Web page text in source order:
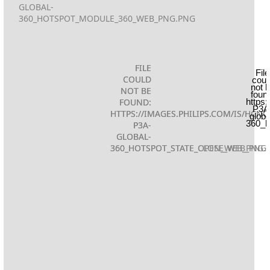
FILE
COULD
NOT BE
FOUND:
HTTPS://IMAGES.PHILIPS.COM/IS/
P3A-
GLOBAL-
FILE
COULD
NOT BE
FOUND:
HTTPS://IMAGES.PHILIPS.COM/IS/
P3A-
GLOBAL-
File
not
GLOBAL-
360_HOTSPOT_MODULE_360_WEB_PNG.PNG